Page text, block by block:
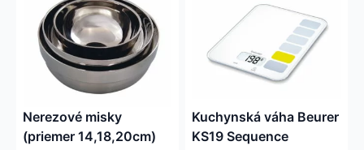
Nerezové misky
(priemer 14,18,20cm)
Kuchynská váha Beurer
KS19 Sequence